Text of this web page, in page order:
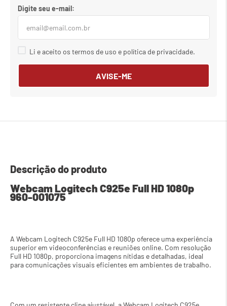
Li e aceito os termos de uso e política de privacidade.
AVISE-ME
Descrição do produto
Webcam Logitech C925e Full HD 1080p
960-001075
A Webcam Logitech C925e Full HD 1080p oferece uma experiência
superior em videoconferências e reuniões online. Com resolução
Full HD 1080p, proporciona imagens nítidas e detalhadas, ideal
para comunicações visuais eficientes em ambientes de trabalho.